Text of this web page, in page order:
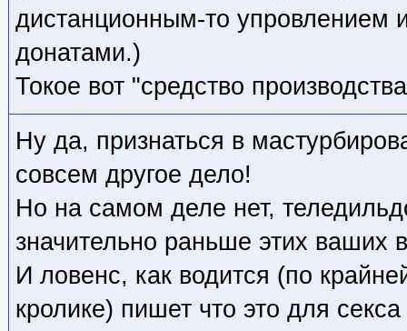
дистанционным-то упровлением
донатами.)
Токое вот "средство
Ну да, признаться в
совсем другое дело!
Но на самом деле нет,
значительно раньше этих ваших
И ловенс, как водится (по
кролике) пишет что это для